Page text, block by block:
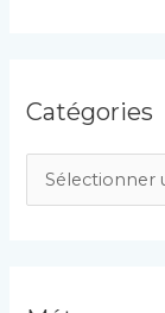
Catégories
a
g